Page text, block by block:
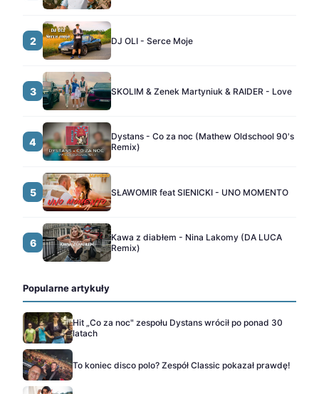
2 DJ OLI - Serce Moje
3 SKOLIM & Zenek Martyniuk & RAIDER - Love
4
Dystans - Co za noc (Mathew Oldschool 90's
Remix)
5 SŁAWOMIR feat SIENICKI - UNO MOMENTO
6
Kawa z diabłem - Nina Lakomy (DA LUCA
Remix)
Popularne artykuły
Hit „Co za noc" zespołu Dystans wrócił po ponad 30
latach
To koniec disco polo? Zespół Classic pokazał prawdę!